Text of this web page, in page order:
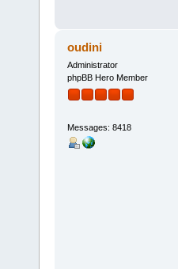
oudini
Administrator
phpBB Hero Member
Messages: 8418